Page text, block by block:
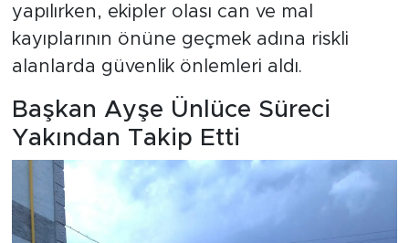
yapılırken, ekipler olası can ve mal
kayıplarının önüne geçmek adına riskli
alanlarda güvenlik önlemleri aldı.
Başkan Ayşe Ünlüce Süreci
Yakından Takip Etti